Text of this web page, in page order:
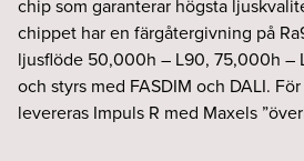
chip som garanterar högsta
chippet har en färgåtergivning på
ljusflöde 50,000h – L90, 75,000h –
och styrs med FASDIM och DALI.
levereras Impuls R med Maxels